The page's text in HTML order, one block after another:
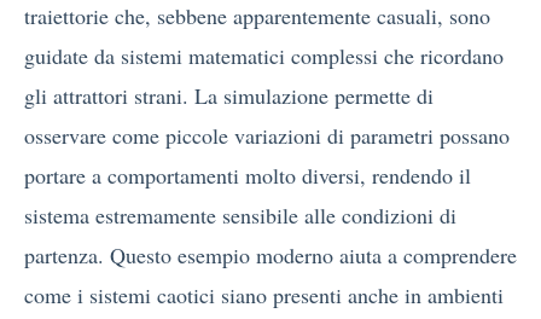
traiettorie che, sebbene apparentemente casuali, sono
guidate da sistemi matematici complessi che ricordano
gli attrattori strani. La simulazione permette di
osservare come piccole variazioni di parametri possano
portare a comportamenti molto diversi, rendendo il
sistema estremamente sensibile alle condizioni di
partenza. Questo esempio moderno aiuta a comprendere
come i sistemi caotici siano presenti anche in ambienti